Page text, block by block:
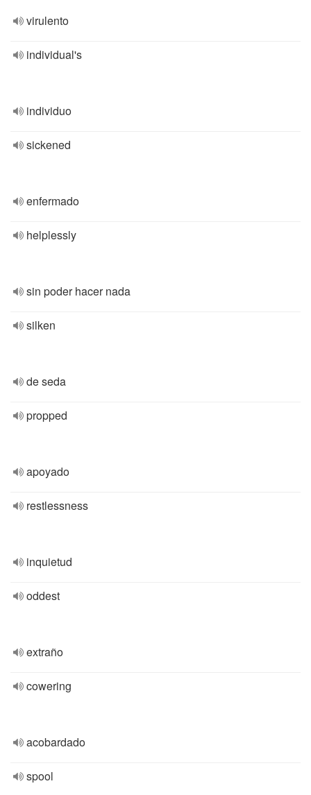
virulento
individual's
individuo
sickened
enfermado
helplessly
sin poder hacer nada
silken
de seda
propped
apoyado
restlessness
inquietud
oddest
extraño
cowering
acobardado
spool